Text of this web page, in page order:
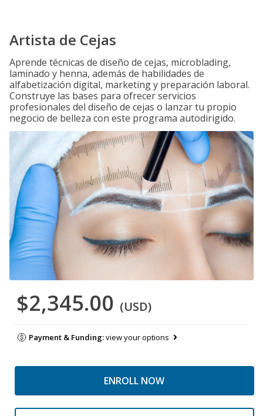
Artista de Cejas
Aprende técnicas de diseño de cejas, microblading,
laminado y henna, además de habilidades de
alfabetización digital, marketing y preparación laboral.
Construye las bases para ofrecer servicios
profesionales del diseño de cejas o lanzar tu propio
negocio de belleza con este programa autodirigido.
$2,345.00 (USD)
Payment & Funding:view your options
ENROLL NOW